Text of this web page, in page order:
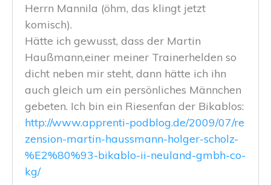
Herrn Mannila (öhm, das klingt jetzt
komisch).
Hätte ich gewusst, dass der Martin
Haußmann,einer meiner Trainerhelden so
dicht neben mir steht, dann hätte ich ihn
auch gleich um ein persönliches Männchen
gebeten. Ich bin ein Riesenfan der Bikablos:
http://www.apprenti-podblog.de/2009/07/re
zension-martin-haussmann-holger-scholz-
%E2%80%93-bikablo-ii-neuland-gmbh-co-
kg/